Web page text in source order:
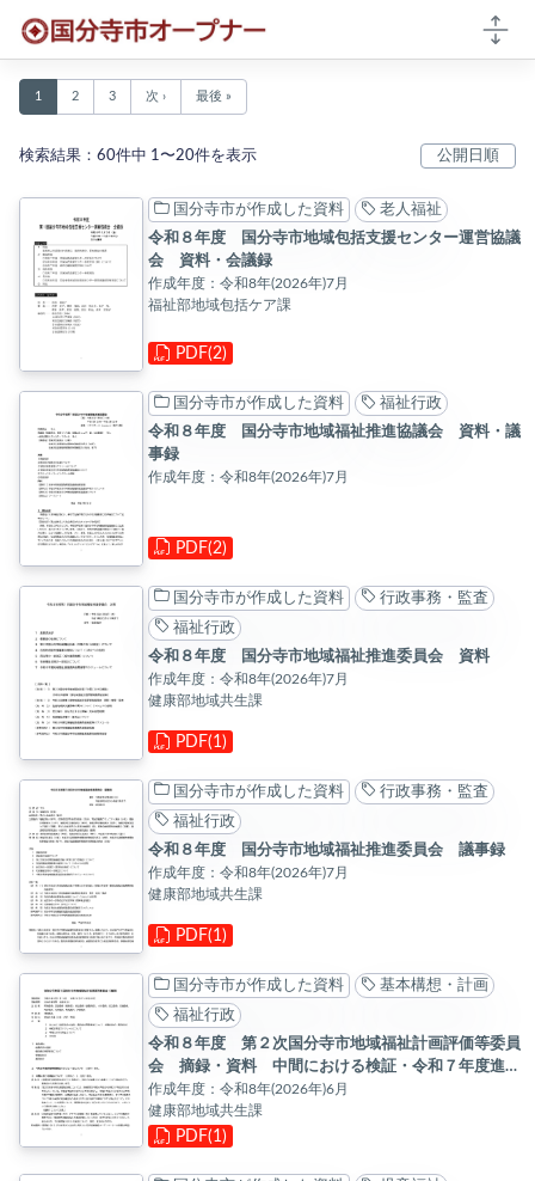
国分寺市オープナー 検索結果
1 2 3 次 › 最後 »
検索結果：60件中 1〜20件を表示
国分寺市が作成した資料
老人福祉
令和８年度 国分寺市地域包括支援センター運営協議
会 資料・会議録
作成年度：令和8年(2026年)7月
福祉部地域包括ケア課
PDF(2)
国分寺市が作成した資料
福祉行政
令和８年度 国分寺市地域福祉推進協議会 資料・議
事録
作成年度：令和8年(2026年)7月
PDF(2)
国分寺市が作成した資料
行政事務・監査
福祉行政
令和８年度 国分寺市地域福祉推進委員会 資料
作成年度：令和8年(2026年)7月
健康部地域共生課
PDF(1)
国分寺市が作成した資料
行政事務・監査
福祉行政
令和８年度 国分寺市地域福祉推進委員会 議事録
作成年度：令和8年(2026年)7月
健康部地域共生課
PDF(1)
国分寺市が作成した資料
基本構想・計画
福祉行政
令和８年度 第２次国分寺市地域福祉計画評価等委員
会 摘録・資料 中間における検証・令和７年度進捗
確認
作成年度：令和8年(2026年)6月
健康部地域共生課
PDF(1)